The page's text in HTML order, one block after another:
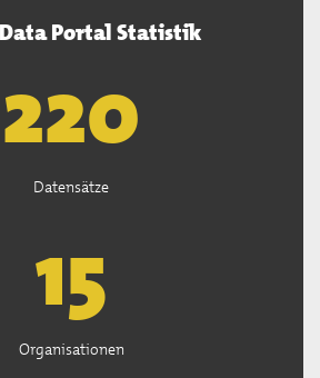
Portal Statistik
222
Datensätze
15
Organisationen